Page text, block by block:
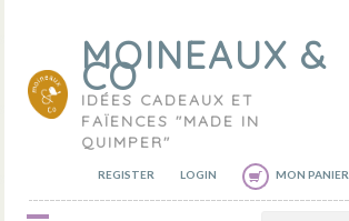
MOINEAUX &
CO
IDÉES CADEAUX ET
FAÏENCES "MADE IN
QUIMPER"
REGISTER LOGIN MON PANIER